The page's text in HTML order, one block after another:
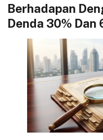
Berhadapan
Denda 30% Dan